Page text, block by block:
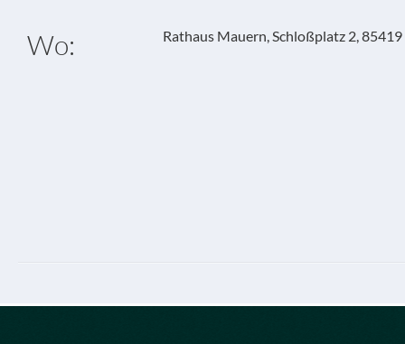
Wo: Rathaus Mauern, Schloßplatz 2,